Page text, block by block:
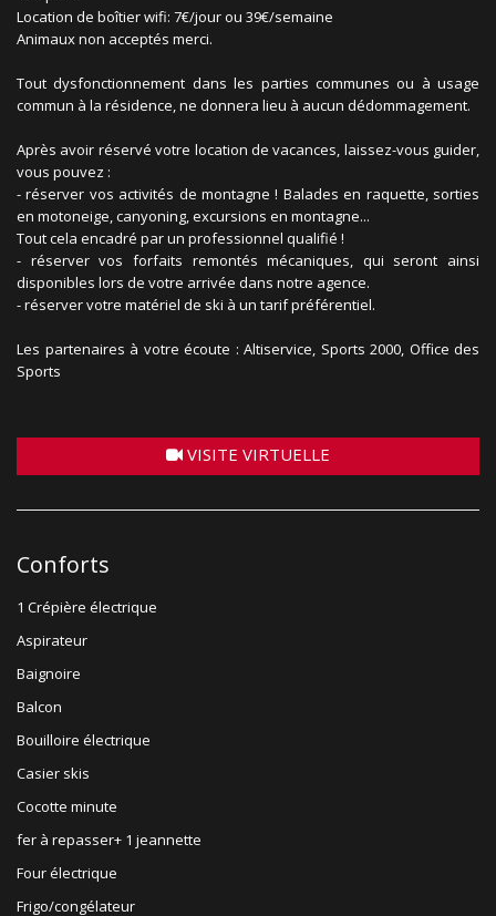
Location de boîtier wifi: 7€/jour ou 39€/semaine
Animaux non acceptés merci.
Tout dysfonctionnement dans les parties communes ou à usage
commun à la résidence, ne donnera lieu à aucun dédommagement.
Après avoir réservé votre location de vacances, laissez-vous guider,
vous pouvez :
- réserver vos activités de montagne ! Balades en raquette, sorties
en motoneige, canyoning, excursions en montagne...
Tout cela encadré par un professionnel qualifié !
- réserver vos forfaits remontés mécaniques, qui seront ainsi
disponibles lors de votre arrivée dans notre agence.
- réserver votre matériel de ski à un tarif préférentiel.
Les partenaires à votre écoute : Altiservice, Sports 2000, Office des
Sports
VISITE VIRTUELLE
Conforts
1 Crépière électrique
Aspirateur
Baignoire
Balcon
Bouilloire électrique
Casier skis
Cocotte minute
fer à repasser+ 1 jeannette
Four électrique
Frigo/congélateur